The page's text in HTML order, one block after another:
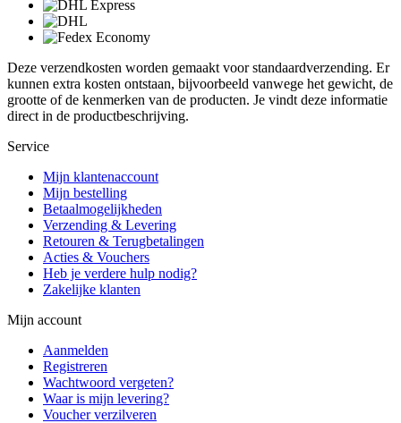
Deze verzendkosten worden gemaakt voor standaardverzending. Er
kunnen extra kosten ontstaan, bijvoorbeeld vanwege het gewicht, de
grootte of de kenmerken van de producten. Je vindt deze informatie
direct in de productbeschrijving.
Service
Mijn klantenaccount
Mijn bestelling
Betaalmogelijkheden
Verzending & Levering
Retouren & Terugbetalingen
Acties & Vouchers
Heb je verdere hulp nodig?
Zakelijke klanten
Mijn account
Aanmelden
Registreren
Wachtwoord vergeten?
Waar is mijn levering?
Voucher verzilveren